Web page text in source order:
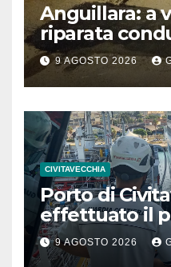
Anguillara: a
riparata
segnalazione
9 AGOSTO 2026
CIVITAVECCHIA
Porto di
effettuato il
rifornimento
nave da
9 AGOSTO 2026